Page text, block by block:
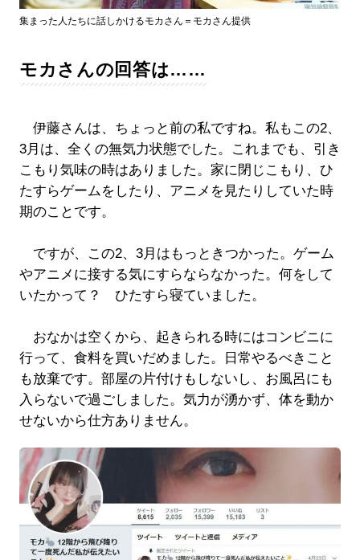
集まった人たちに話しかけるモカさん＝モカさん提供
モカさんの回答は……
伊藤さんは、ちょっと前の私ですね。私もこの2、
3月は、全くの無気力状態でした。これまでも、引き
こもり気味の時はありました。家に閉じこもり、ひ
たすらゲームをしたり、アニメを見たりしていた時
期のことです。
ですが、この2、3月はもっときつかった。ゲーム
やアニメに接する気にすらならなかった。何をして
いたかって？ ひたすら寝ていました。
おなかは空くから、起きられる時にはコンビニに
行って、食料を買いだめました。日常やるべきこと
も放棄です。部屋の片付けもしないし、お風呂にも
入らないで過ごしました。気力が湧かず、体を動か
せないから仕方ありません。